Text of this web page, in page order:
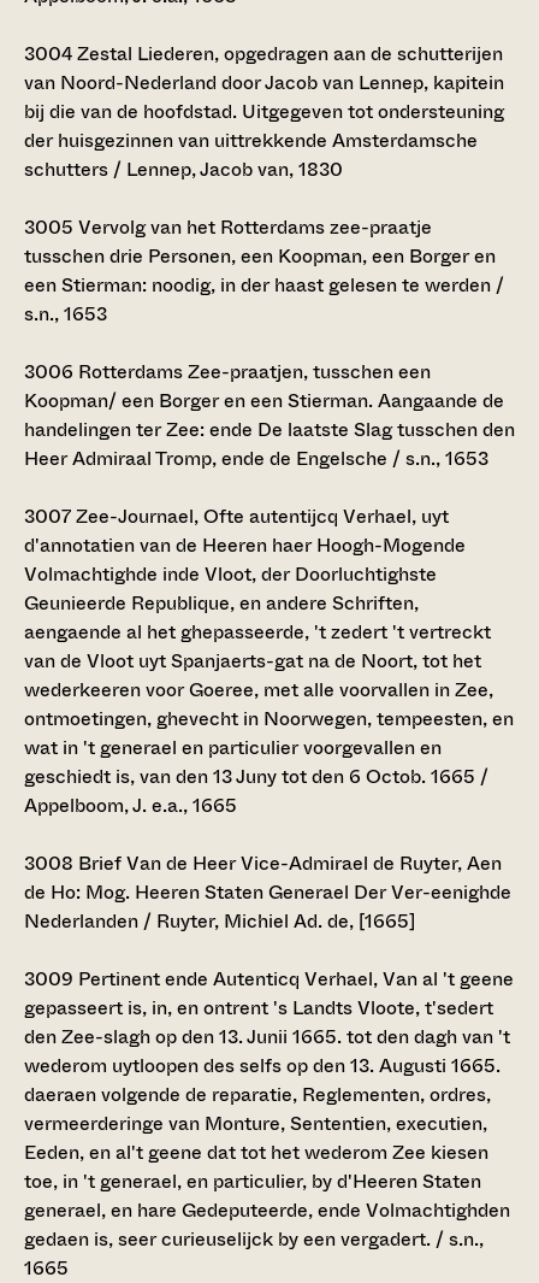
3004Zestal Liederen, opgedragen aan de schutterijen
van Noord-Nederland door Jacob van Lennep, kapitein
bij die van de hoofdstad. Uitgegeven tot ondersteuning
der huisgezinnen van uittrekkende Amsterdamsche
schutters / Lennep, Jacob van, 1830
3005 Vervolg van het Rotterdams zee-praatje
tusschen drie Personen, een Koopman, een Borger en
een Stierman: noodig, in der haast gelesen te werden /
s.n., 1653
3006 Rotterdams Zee-praatjen, tusschen een
Koopman/ een Borger en een Stierman. Aangaande de
handelingen ter Zee: ende De laatste Slag tusschen den
Heer Admiraal Tromp, ende de Engelsche / s.n., 1653
3007Zee-Journael, Ofte autentijcq Verhael, uyt
d'annotatien van de Heeren haer Hoogh-Mogende
Volmachtighde inde Vloot, der Doorluchtighste
Geunieerde Republique, en andere Schriften,
aengaende al het ghepasseerde, 't zedert 't vertreckt
van de Vloot uyt Spanjaerts-gat na de Noort, tot het
wederkeeren voor Goeree, met alle voorvallen in Zee,
ontmoetingen, ghevecht in Noorwegen, tempeesten, en
wat in 't generael en particulier voorgevallen en
geschiedt is, van den 13 Juny tot den 6 Octob. 1665 /
Appelboom, J. e.a., 1665
3008 Brief Van de Heer Vice-Admirael de Ruyter, Aen
de Ho: Mog. Heeren Staten Generael Der Ver-eenighde
Nederlanden / Ruyter, Michiel Ad. de, [1665]
3009 Pertinent ende Autenticq Verhael, Van al 't geene
gepasseert is, in, en ontrent 's Landts Vloote, t'sedert
den Zee-slagh op den 13. Junii 1665. tot den dagh van 't
wederom uytloopen des selfs op den 13. Augusti 1665.
daeraen volgende de reparatie, Reglementen, ordres,
vermeerderinge van Monture, Sententien, executien,
Eeden, en al't geene dat tot het wederom Zee kiesen
toe, in 't generael, en particulier, by d'Heeren Staten
generael, en hare Gedeputeerde, ende Volmachtighden
gedaen is, seer curieuselijck by een vergadert. / s.n.,
1665